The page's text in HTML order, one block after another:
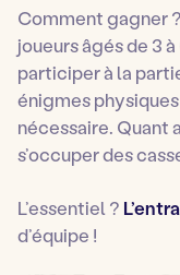
Comment gagner
joueurs âgés de 3
participer à la
énigmes physiques
nécessaire. Quant
s’occuper des
L’essentiel ?
d’équipe !